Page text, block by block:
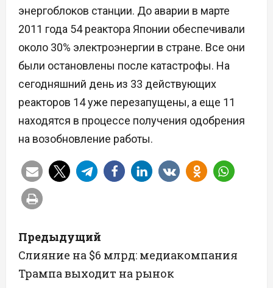
энергоблоков станции. До аварии в марте
2011 года 54 реактора Японии обеспечивали
около 30% электроэнергии в стране. Все они
были остановлены после катастрофы. На
сегодняшний день из 33 действующих
реакторов 14 уже перезапущены, а еще 11
находятся в процессе получения одобрения
на возобновление работы.
Н
а
в
Предыдущий
Слияние на $6 млрд: медиакомпания
Трампа выходит на рынок